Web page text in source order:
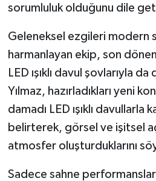
sorumluluk olduğunu dile
Geleneksel ezgileri modern
harmanlayan ekip, son
LED ışıklı davul şovlarıyla
Yılmaz, hazırladıkları yeni
damadı LED ışıklı davullarla
belirterek, görsel ve işitsel
atmosfer oluşturduklarını
Sadece sahne